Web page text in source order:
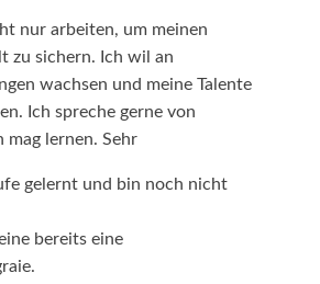
nur arbeiten, um meinen
zu sichern. Ich wil an
wachsen und meine Talente
Ich spreche gerne von
mag lernen. Sehr
gelernt und bin noch nicht
bereits eine